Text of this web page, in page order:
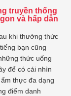
truyền thống
và hấp dẫn
khi thưởng thức
bạn cũng
thức uống
để có cái nhìn
thực đa dạng
điểm danh